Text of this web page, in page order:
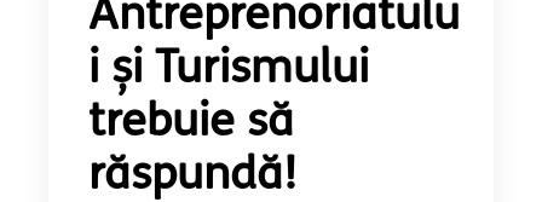
Antreprenoriatulu
i și Turismului
trebuie să
răspundă!